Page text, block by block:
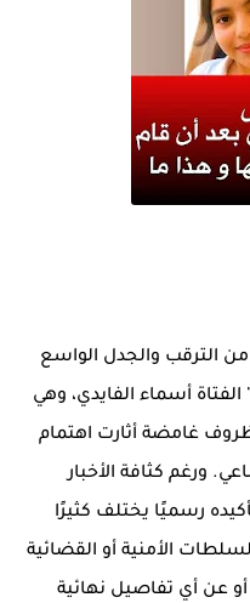
من الترقب والجدل الواسع
أسماء الفايدي، وهي
غامضة أثارت اهتمام
ورغم كثافة الأخبار
رسميًا يختلف كثيرًا
الأمنية أو القضائية
عن أي تفاصيل نهائية